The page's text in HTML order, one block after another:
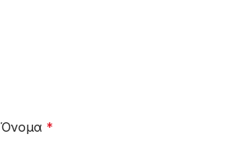
Όνομα *